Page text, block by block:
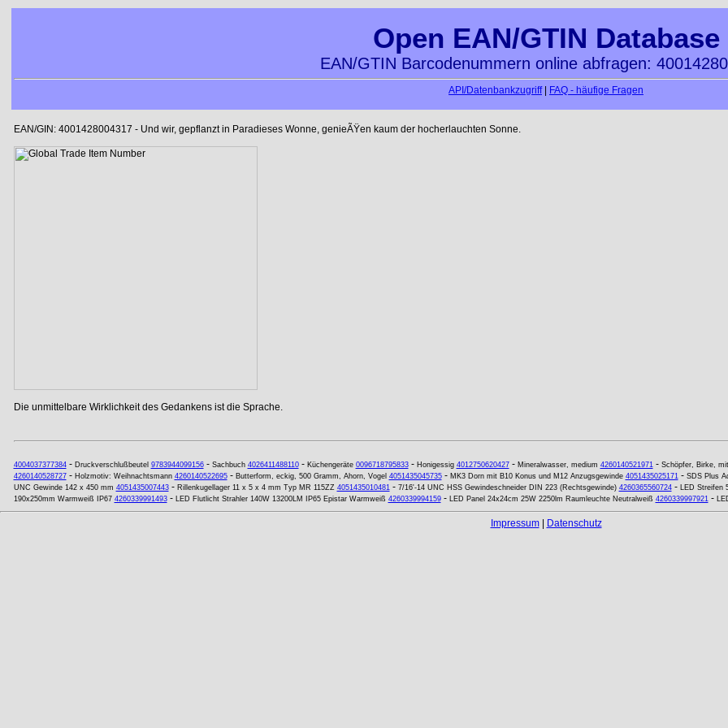
Open EAN/GTIN Database
EAN/GTIN Barcodenummern online abfragen:
API/Datenbankzugriff| FAQ - häufige Fragen
EAN/GIN: 4001428004317 - Und wir, gepflanzt in Paradieses Wonne, genieÃŸen kaum der hocherlauchten Sonne.
Die unmittelbare Wirklichkeit des Gedankens ist die Sprache.
4004037377384- Druckverschlußbeutel 9783944099156- Sachbuch 4026411488110- Küchengeräte 0096718795833- Honigessig 4012750620427- Mineralwasser, medium 4260140521971- Schöpfer, Birke,
4260140528727- Holzmotiv: Weihnachtsmann 4260140522695- Butterform, eckig, 500 Gramm, Ahorn, Vogel 4051435045735- MK3 Dorn mit B10 Konus und M12 Anzugsgewinde 4051435025171- SDS Plus
UNC Gewinde 142 x 450 mm 4051435007443- Rillenkugellager 11 x 5 x 4 mm Typ MR 115ZZ 4051435010481- 7/16'-14 UNC HSS Gewindeschneider DIN 223 (Rechtsgewinde) 4260365560724- LED Streifen
190x250mm Warmweiß IP67 4260339991493- LED Flutlicht Strahler 140W 13200LM IP65 Epistar Warmweiß 4260339994159- LED Panel 24x24cm 25W 2250lm Raumleuchte Neutralweiß 4260339997921-
Impressum| Datenschutz